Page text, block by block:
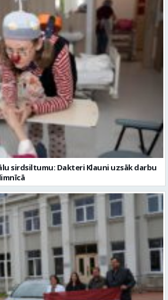
sirdsiltumu: Dakteri Klauni uzsāk darbu